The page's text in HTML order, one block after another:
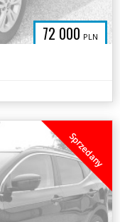
72 000 PLN
Sprzedany